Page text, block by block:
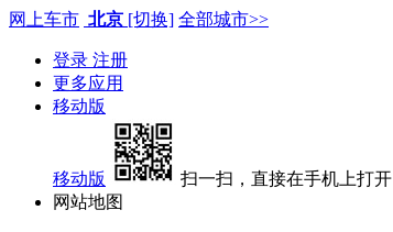
网上车市 北京 [切换] 全部城市>>
登录 注册
更多应用
移动版
移动版
扫一扫，直接在手机上打开
网站地图